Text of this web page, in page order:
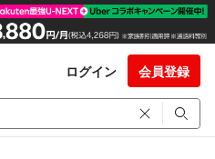
ログイン 会員登録